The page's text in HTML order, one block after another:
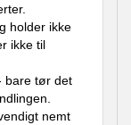
holder ikke
ikke til
bare tør det
nemt